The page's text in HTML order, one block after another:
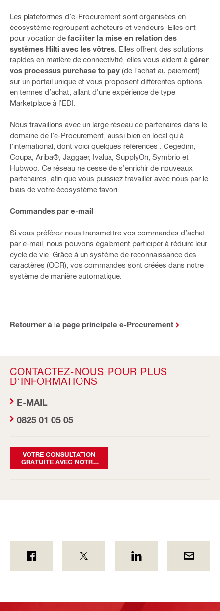
Les plateformes d’e-Procurement sont organisées en
écosystème regroupant acheteurs et vendeurs. Elles ont
pour vocation de faciliter la mise en relation des
systèmes Hilti avec les vôtres . Elles offrent des solutions
rapides en matière de connectivité, elles vous aident à gérer
vos processus purchase to pay (de l’achat au paiement)
sur un portail unique et vous proposent différentes options
en termes d’achat, allant d’une expérience de type
Marketplace à l’EDI.
Nous travaillons avec un large réseau de partenaires dans le
domaine de l’e-Procurement, aussi bien en local qu’à
l’international, dont voici quelques références : Cegedim,
Coupa, Ariba®, Jaggaer, Ivalua, SupplyOn, Symbrio et
Hubwoo. Ce réseau ne cesse de s’enrichir de nouveaux
partenaires, afin que vous puissiez travailler avec nous par le
biais de votre écosystème favori.
Commandes par e-mail
Si vous préférez nous transmettre vos commandes d’achat
par e-mail, nous pouvons également participer à réduire leur
cycle de vie. Grâce à un système de reconnaissance des
caractères (OCR), vos commandes sont créées dans notre
système de manière automatique.
Retourner à la page principale e-Procurement
CONTACTEZ-NOUS POUR PLUS
D’INFORMATIONS
E-MAIL
0825 01 05 05
VOTRE CONSULTATION
GRATUITE AVEC NOTRE
EXPERT